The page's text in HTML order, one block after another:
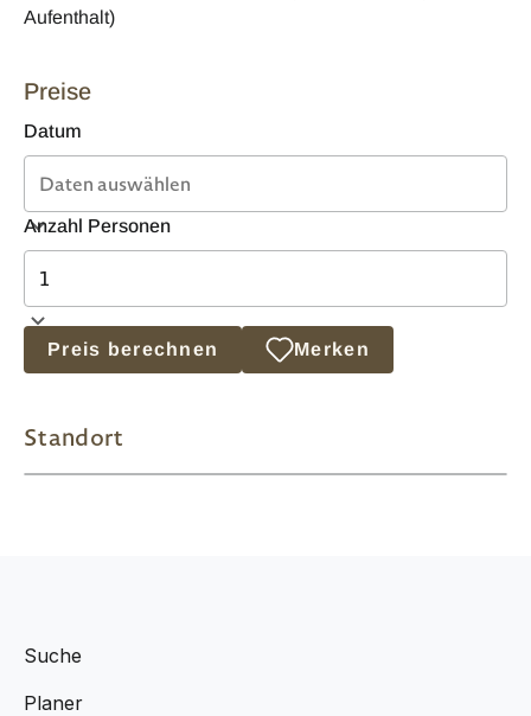
Aufenthalt)
Preise
Datum
Anzahl Personen
Preis berechnen Merken
Standort
Suche
Planer